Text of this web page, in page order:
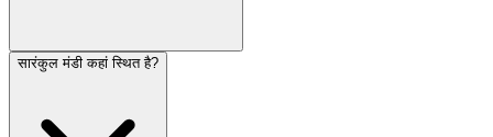
सारंकुल मंडी कहां स्थित है?